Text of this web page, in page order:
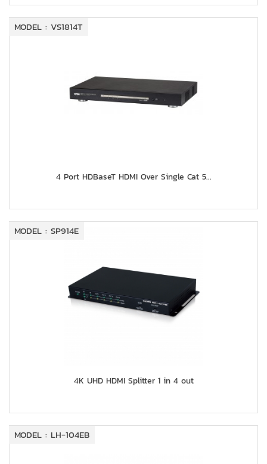
MODEL : VS1814T
4 Port HDBaseT HDMI Over Single Cat 5...
MODEL : SP914E
4K UHD HDMI Splitter 1 in 4 out
MODEL : LH-104EB